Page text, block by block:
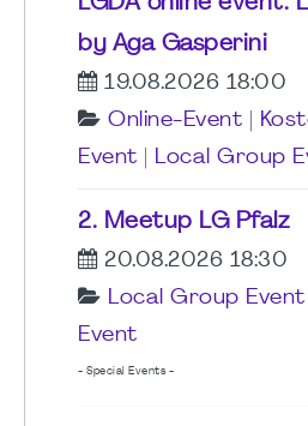
by Aga Gasperini
19.08.2026 18:00
Online-Event
Event
Local Group
2. Meetup LG Pfalz
20.08.2026 18:30
Local Group Event
Event
- Special Events -